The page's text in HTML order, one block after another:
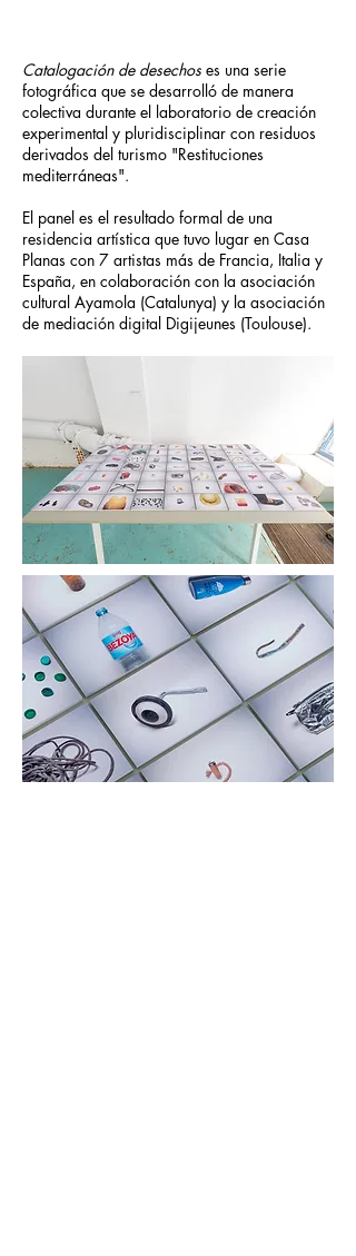
Catalogación de desechos es una serie
fotográfica que se desarrolló de manera
colectiva durante el laboratorio de creación
experimental y pluridisciplinar con residuos
derivados del turismo "Restituciones
mediterráneas".
El panel es el resultado formal de una
residencia artística que tuvo lugar en Casa
Planas con 7 artistas más de Francia, Italia y
España, en colaboración con la asociación
cultural Ayamola (Catalunya) y la asociación
de mediación digital Digijeunes (Toulouse).